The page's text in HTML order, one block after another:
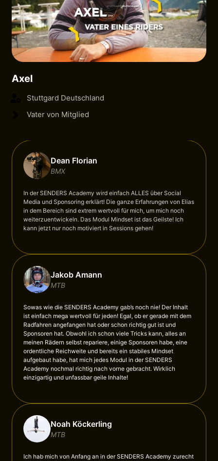
Axel
Stuttgard Deutschland
Vater von Mitglied
Dean Florian
BMX
In der SENDERS Academy wird einfach ALLES über
Media und Sponsoring erklärt! Die ganze Erfahrungen von
in dem Bereich sind extrem wertvoll für mich, um mich
weiterzuentwickeln. Das Modul Mindset ist das Geilste!
kann jetzt nur noch motiviert in Sessions gehen!
Jakob Amann
MTB
Sowas wie die SENDERS Academy gab’s noch nie! Der Inhalt
ist einfach mega wertvoll für jeden! Egal, ob er gerade mit dem
Radfahren angefangen hat oder schon richtig gut ist und
Sponsoren hat. Obwohl ich schon viele Tricks kann, alles an
meinen Rädern selbst repariere, einige Sponsoren habe, eine
ordentliche Reichweite und bereits ein stabiles Mindset
aufgebaut habe, hat mich jedes Modul in der SENDERS
Academy nochmal richtig nach vorne gebracht. Wirklich
einzigartig und unfassbar geile Inhalte!
Noah Köckerling
MTB
Ich hab mich von Anfang an in der SENDERS Academy zurecht